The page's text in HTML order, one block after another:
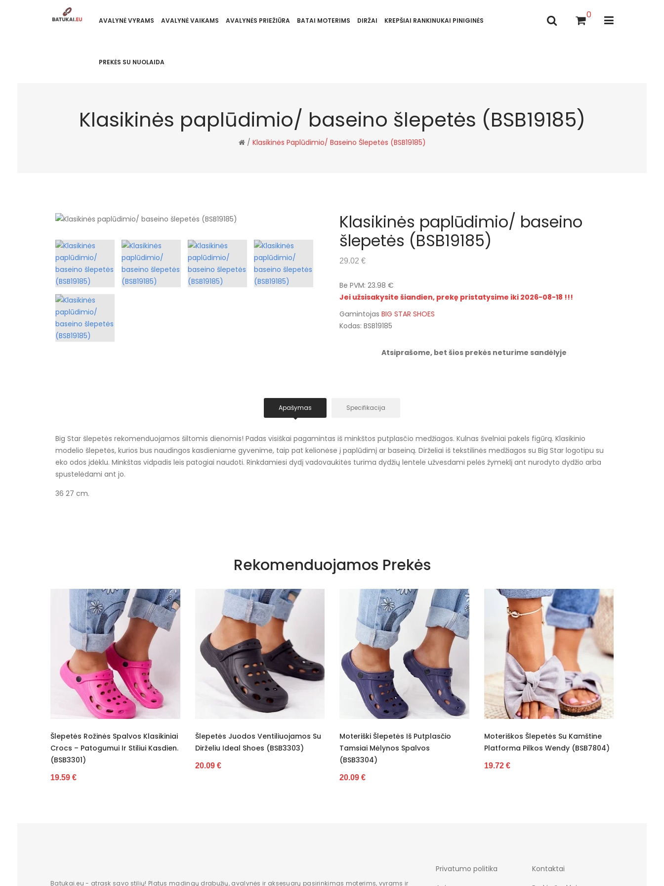
AVALYNĖ VYRAMS AVALYNĖ VAIKAMS AVALYNĖS PRIEŽIŪRA BATAI MOTERIMS DIRŽAI KREPŠIAI RANKINUKAI PINIGINĖS
PREKĖS SU NUOLAIDA
0
Klasikinės paplūdimio/ baseino šlepetės (BSB19185)
/ Klasikinės Paplūdimio/ Baseino Šlepetės (BSB19185)
Klasikinės paplūdimio/ baseino
šlepetės (BSB19185)
29.02 €
Be PVM: 23.98 €
Jei užsisakysite šiandien, prekę pristatysime iki 2026-08-18 !!!
Gamintojas BIG STAR SHOES
Kodas: BSB19185
Atsiprašome, bet šios prekės neturime sandėlyje
Apašymas Specifikacija
Big Star šlepetės rekomenduojamos šiltomis dienomis! Padas visiškai pagamintas iš minkštos putplasčio medžiagos. Kulnas švelniai pakels figūrą. Klasikinio
modelio šlepetės, kurios bus naudingos kasdieniame gyvenime, taip pat kelionėse į paplūdimį ar baseiną. Dirželiai iš tekstilinės medžiagos su Big Star logotipu su
eko odos įdėklu. Minkštas vidpadis leis patogiai naudoti. Rinkdamiesi dydį vadovaukitės turima dydžių lentele užvesdami pelės žymeklį ant nurodyto dydžio arba
spustelėdami ant jo.
36 27 cm.
Įsispiriami
Porolonas
Platforma / padas 2,5 cm
Šiltas Ne
Kulno tipas Pleištas
Kulno aukštis 4,5 cm
Dydžiai Rekomenduojame rinktis mažesnį dydį
Valdiklis -
Būklė
Rekomenduojamos Prekės
Rožinės Spalvos Klasikiniai
Ir Stiliui Kasdien.
Šlepetės Juodos Ventiliuojamos Su
Dirželiu Ideal Shoes (BSB3303)
Moteriški Šlepetės Iš Putplasčio
Tamsiai Mėlynos Spalvos
Moteriškos Šlepetės Su Kamštine
Platforma Pilkos Wendy (BSB7804)
Moteriški Šlepetės Su Kailiu
Tamsiai Rožinė (BSB9968)
Batukai.eu - atrask savo stilių! Platus madingų drabužių, avalynės ir aksesuarų pasirinkimas moterims, vyrams ir
Privatumo politika
Kontaktai